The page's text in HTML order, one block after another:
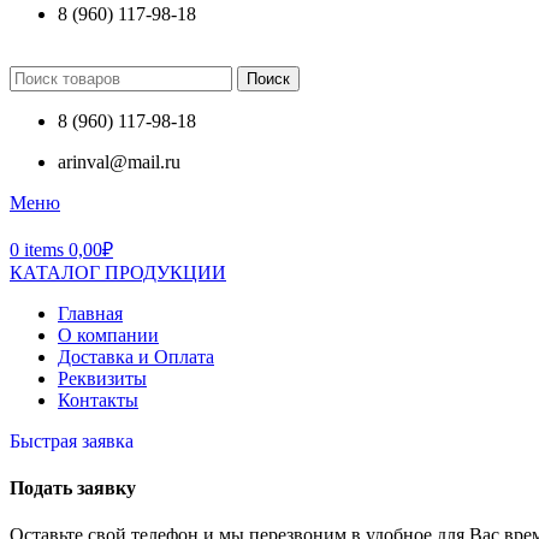
8 (960) 117-98-18
Поиск
8 (960) 117-98-18
arinval@mail.ru
Меню
0 items 0,00₽
КАТАЛОГ ПРОДУКЦИИ
Главная
О компании
Доставка и Оплата
Реквизиты
Контакты
Быстрая заявка
Подать заявку
Оставьте свой телефон и мы перезвоним в удобное для Вас